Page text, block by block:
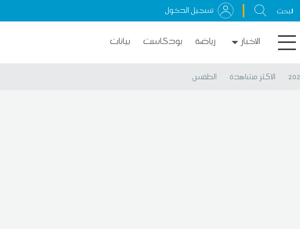
تسجيل الدخول
الاخبار رياضة بودكاست بيانات
الأكثر مشاهدة الطقس